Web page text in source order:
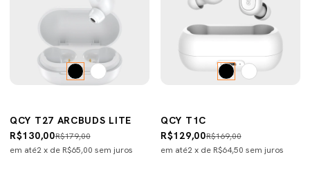
QCY T27 ARCBUDS LITE
R$179,00
R$130,00
em até2x de R$65,00 sem juros
QCY T1C
R$169,00
R$129,00
em até2x de R$64,50 sem juros